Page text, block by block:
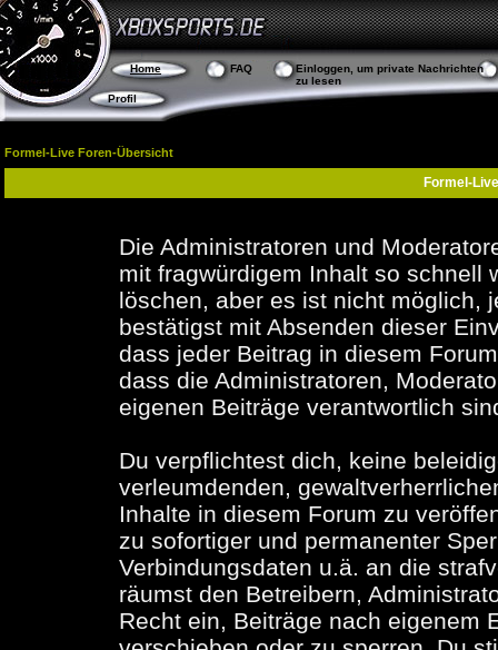
FAQ
Einloggen, um private Nachrichten
zu lesen
Profil
Home
Formel-Live Foren-Übersicht
Formel-
Die Administratoren und
mit fragwürdigem Inhalt so schnell
löschen, aber es ist nicht möglich,
bestätigst mit Absenden dieser
dass jeder Beitrag in diesem
dass die Administratoren,
eigenen Beiträge verantwortlich
Du verpflichtest dich, keine
verleumdenden,
Inhalte in diesem Forum zu
zu sofortiger und permanenter
Verbindungsdaten u.ä. an die
räumst den Betreibern,
Recht ein, Beiträge nach eigenem